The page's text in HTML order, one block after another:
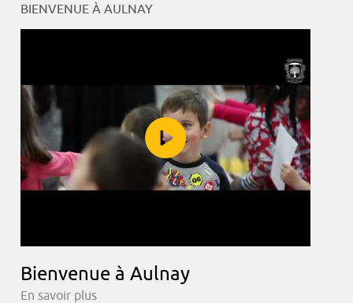
BIENVENUE À AULNAY
Bienvenue à Aulnay
En savoir plus